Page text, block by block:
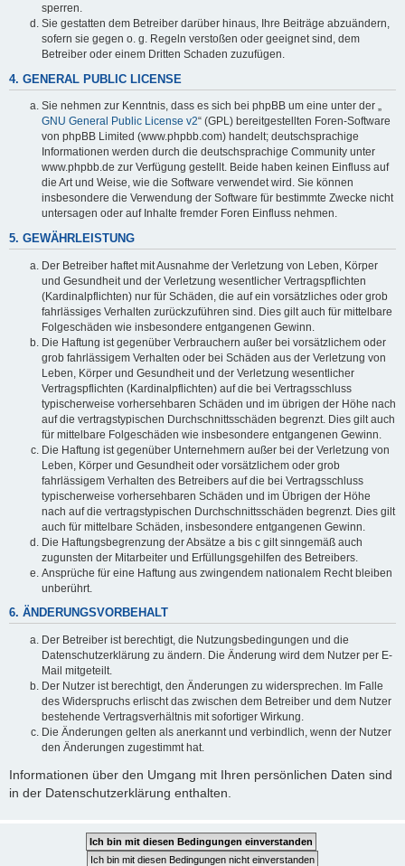
sperren.
Sie gestatten dem Betreiber darüber hinaus, Ihre Beiträge abzuändern,
sofern sie gegen o. g. Regeln verstoßen oder geeignet sind, dem
Betreiber oder einem Dritten Schaden zuzufügen.
4. GENERAL PUBLIC LICENSE
Sie nehmen zur Kenntnis, dass es sich bei phpBB um eine unter der „
GNU General Public License v2“ (GPL) bereitgestellten Foren-Software
von phpBB Limited (www.phpbb.com) handelt; deutschsprachige
Informationen werden durch die deutschsprachige Community unter
www.phpbb.de zur Verfügung gestellt. Beide haben keinen Einfluss auf
die Art und Weise, wie die Software verwendet wird. Sie können
insbesondere die Verwendung der Software für bestimmte Zwecke nicht
untersagen oder auf Inhalte fremder Foren Einfluss nehmen.
5. GEWÄHRLEISTUNG
Der Betreiber haftet mit Ausnahme der Verletzung von Leben, Körper
und Gesundheit und der Verletzung wesentlicher Vertragspflichten
(Kardinalpflichten) nur für Schäden, die auf ein vorsätzliches oder grob
fahrlässiges Verhalten zurückzuführen sind. Dies gilt auch für mittelbare
Folgeschäden wie insbesondere entgangenen Gewinn.
Die Haftung ist gegenüber Verbrauchern außer bei vorsätzlichem oder
grob fahrlässigem Verhalten oder bei Schäden aus der Verletzung von
Leben, Körper und Gesundheit und der Verletzung wesentlicher
Vertragspflichten (Kardinalpflichten) auf die bei Vertragsschluss
typischerweise vorhersehbaren Schäden und im übrigen der Höhe nach
auf die vertragstypischen Durchschnittsschäden begrenzt. Dies gilt auch
für mittelbare Folgeschäden wie insbesondere entgangenen Gewinn.
Die Haftung ist gegenüber Unternehmern außer bei der Verletzung von
Leben, Körper und Gesundheit oder vorsätzlichem oder grob
fahrlässigem Verhalten des Betreibers auf die bei Vertragsschluss
typischerweise vorhersehbaren Schäden und im Übrigen der Höhe
nach auf die vertragstypischen Durchschnittsschäden begrenzt. Dies gilt
auch für mittelbare Schäden, insbesondere entgangenen Gewinn.
Die Haftungsbegrenzung der Absätze a bis c gilt sinngemäß auch
zugunsten der Mitarbeiter und Erfüllungsgehilfen des Betreibers.
Ansprüche für eine Haftung aus zwingendem nationalem Recht bleiben
unberührt.
6. ÄNDERUNGSVORBEHALT
Der Betreiber ist berechtigt, die Nutzungsbedingungen und die
Datenschutzerklärung zu ändern. Die Änderung wird dem Nutzer per E-
Mail mitgeteilt.
Der Nutzer ist berechtigt, den Änderungen zu widersprechen. Im Falle
des Widerspruchs erlischt das zwischen dem Betreiber und dem Nutzer
bestehende Vertragsverhältnis mit sofortiger Wirkung.
Die Änderungen gelten als anerkannt und verbindlich, wenn der Nutzer
den Änderungen zugestimmt hat.
Informationen über den Umgang mit Ihren persönlichen Daten sind
in der Datenschutzerklärung enthalten.